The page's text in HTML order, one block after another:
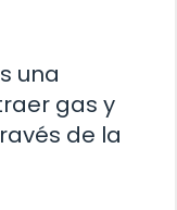
una
gas y
de la